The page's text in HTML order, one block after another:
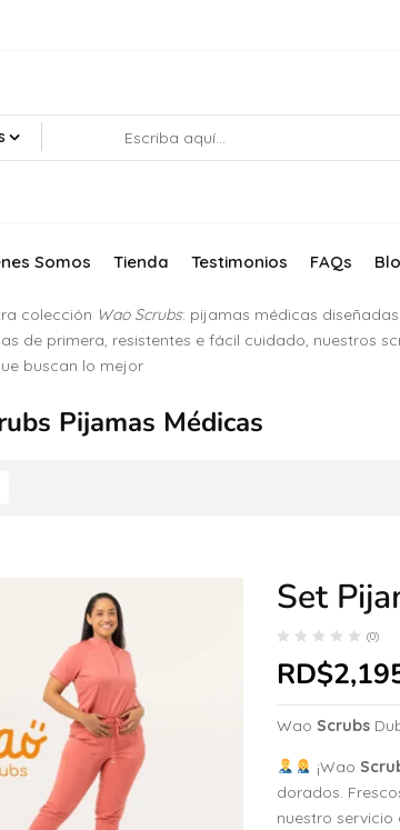
Somos Tienda Testimonios FAQs
colección Wao Scrubs: pijamas médicas
de primera, resistentes e fácil cuidado, nuestros
buscan lo mejor
Pijamas Médicas
Set
(0)
RD$
Wao Scrubs
¡Wao
dorados.
nuestro